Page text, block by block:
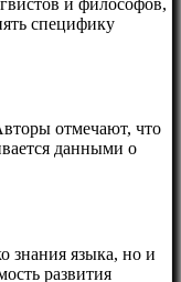
специфику
отмечают, что
данными о
знания языка, но и
развития